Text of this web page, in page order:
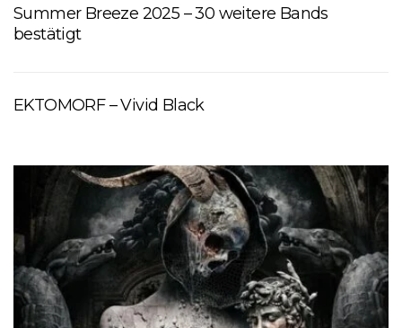
Summer Breeze 2025 – 30 weitere Bands
bestätigt
EKTOMORF – Vivid Black